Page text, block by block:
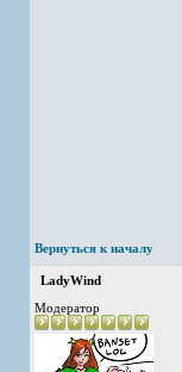
Вернуться к началу
LadyWind
Модератор